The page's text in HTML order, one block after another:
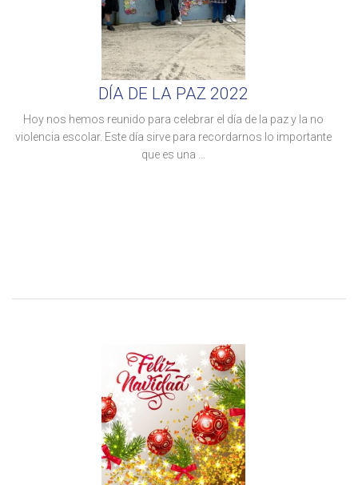
DÍA DE LA PAZ 2022
Hoy nos hemos reunido para celebrar el día de la paz y la no
violencia escolar. Este día sirve para recordarnos lo importante
que es una ...